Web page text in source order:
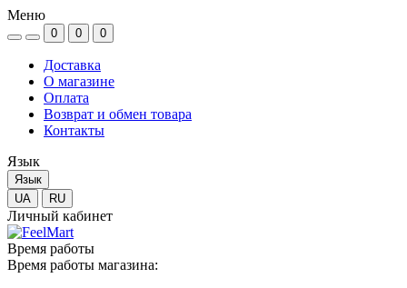
Меню
0 0 0
Доставка
О магазине
Оплата
Возврат и обмен товара
Контакты
Язык
Язык
UA
RU
Личный кабинет
Время работы
Время работы магазина: